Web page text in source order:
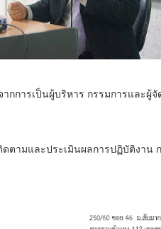
การเป็นผู้บริหาร กรรมการและผู้
ตามและประเมินผลการปฏิบัติงาน